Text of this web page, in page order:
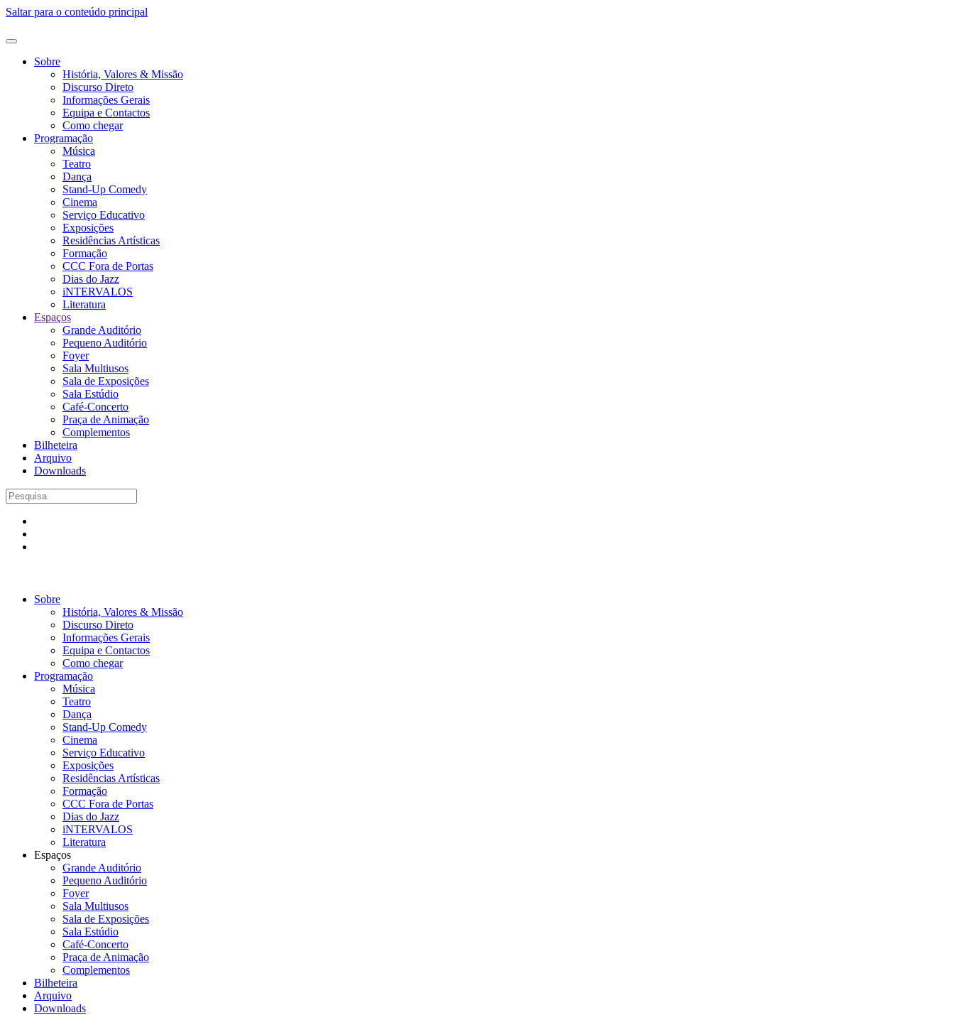
Saltar para o conteúdo principal
Sobre
História, Valores & Missão
Discurso Direto
Informações Gerais
Equipa e Contactos
Como chegar
Programação
Música
Teatro
Dança
Stand-Up Comedy
Cinema
Serviço Educativo
Exposições
Residências Artísticas
Formação
CCC Fora de Portas
Dias do Jazz
iNTERVALOS
Literatura
Espaços
Grande Auditório
Pequeno Auditório
Foyer
Sala Multiusos
Sala de Exposições
Sala Estúdio
Café-Concerto
Praça de Animação
Complementos
Bilheteira
Arquivo
Downloads
Sobre
História, Valores & Missão
Discurso Direto
Informações Gerais
Equipa e Contactos
Como chegar
Programação
Música
Teatro
Dança
Stand-Up Comedy
Cinema
Serviço Educativo
Exposições
Residências Artísticas
Formação
CCC Fora de Portas
Dias do Jazz
iNTERVALOS
Literatura
Espaços
Grande Auditório
Pequeno Auditório
Foyer
Sala Multiusos
Sala de Exposições
Sala Estúdio
Café-Concerto
Praça de Animação
Complementos
Bilheteira
Arquivo
Downloads